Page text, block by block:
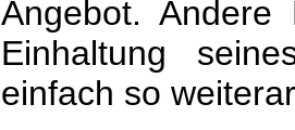
Angebot.
Einhaltung
einfach so